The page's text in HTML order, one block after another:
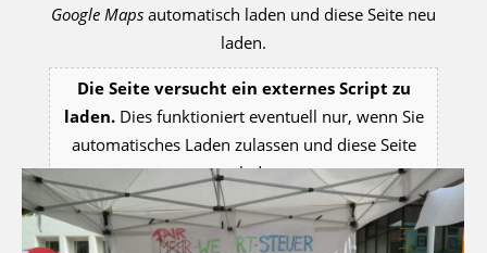
Google Maps automatisch laden und diese Seite neu
laden.
Die Seite versucht ein externes Script zu
laden.Dies funktioniert eventuell nur, wenn Sie
automatisches Laden zulassen und diese Seite
neu laden